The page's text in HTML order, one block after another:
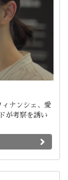
ナンシェ、愛
が考察を誘い